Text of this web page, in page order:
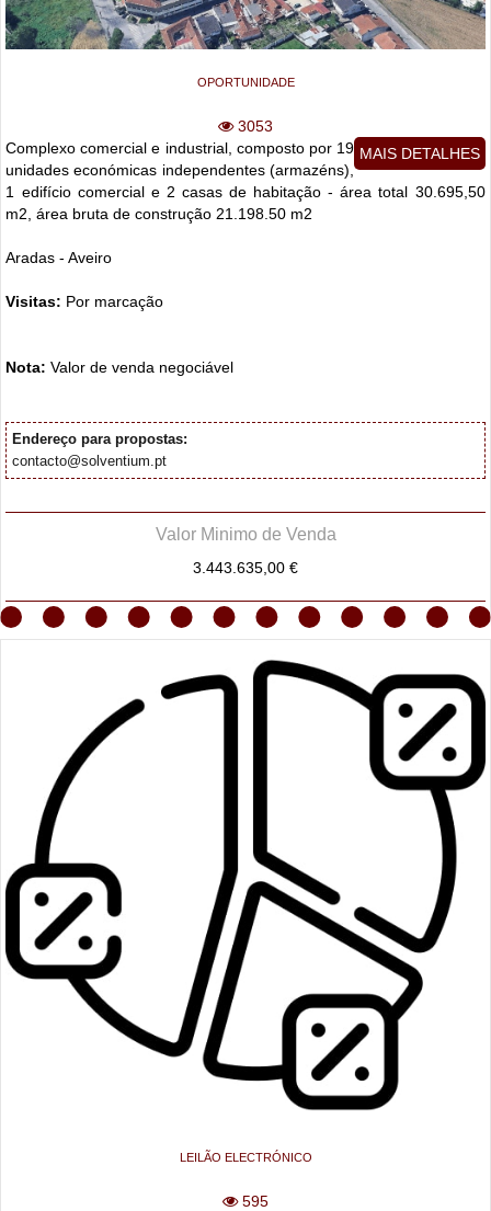
OPORTUNIDADE
3053
MAIS DETALHES
Complexo comercial e industrial, composto por 19
unidades económicas independentes (armazéns),
1 edifício comercial e 2 casas de habitação - área total 30.695,50
m2, área bruta de construção 21.198.50 m2
Aradas - Aveiro
Visitas: Por marcação
Nota:Valor de venda negociável
Endereço para propostas:
contacto@solventium.pt
Valor Minimo de Venda
3.443.635,00 €
LEILÃO ELECTRÓNICO
595